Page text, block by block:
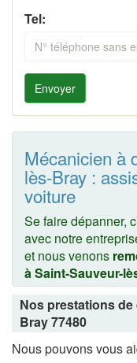
Tel:
Envoyer
Mécanicien à
lès-Bray :
voiture
Se faire dépanner,
avec notre
et nous venons
à Saint-Sauveur-
Nos prestations
Bray 77480
Nous pouvons vous